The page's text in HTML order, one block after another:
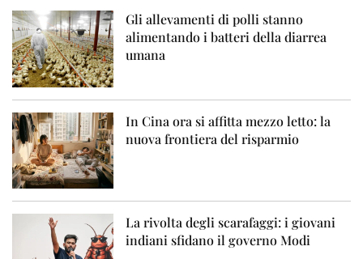
Gli allevamenti di polli stanno
alimentando i batteri della diarrea
umana
In Cina ora si affitta mezzo letto: la
nuova frontiera del risparmio
La rivolta degli scarafaggi: i giovani
indiani sfidano il governo Modi